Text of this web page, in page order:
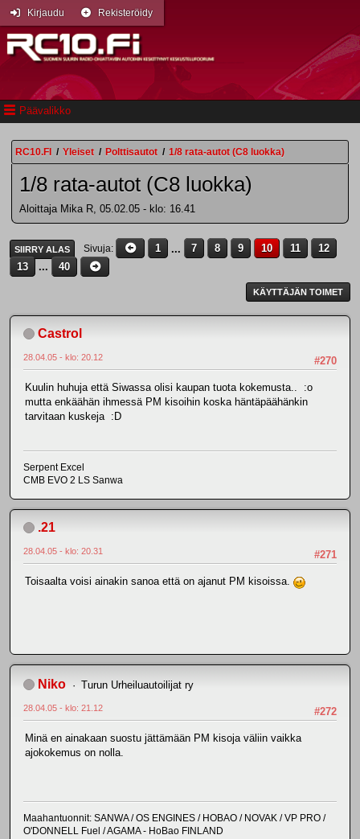
Päävalikko
Kirjaudu Rekisteröidy
RC10.FI / Yleiset / Polttisautot / 1/8 rata-autot (C8 luokka)
1/8 rata-autot (C8 luokka)
Aloittaja Mika R, 05.02.05 - klo: 16.41
SIIRRY ALAS Sivuja 1 ... 7 8 9 10 11
12
13
... 40
KÄYTTÄJÄN TOIMET
Castrol
#270
28.04.05 - klo: 20.12
Kuulin huhuja että Siwassa olisi kaupan tuota kokemusta.. :o
mutta enkäähän ihmessä PM kisoihin koska häntäpäähänkin
tarvitaan kuskeja :D
Serpent Excel
CMB EVO 2 LS Sanwa
.21
#271
28.04.05 - klo: 20.31
Toisaalta voisi ainakin sanoa että on ajanut PM kisoissa.
Niko Turun Urheiluautoilijat ry
#272
28.04.05 - klo: 21.12
Minä en ainakaan suostu jättämään PM kisoja väliin vaikka
ajokokemus on nolla.
Maahantuonnit: SANWA / OS ENGINES / HOBAO / NOVAK / VP PRO /
O'DONNELL Fuel / AGAMA - HoBao FINLAND